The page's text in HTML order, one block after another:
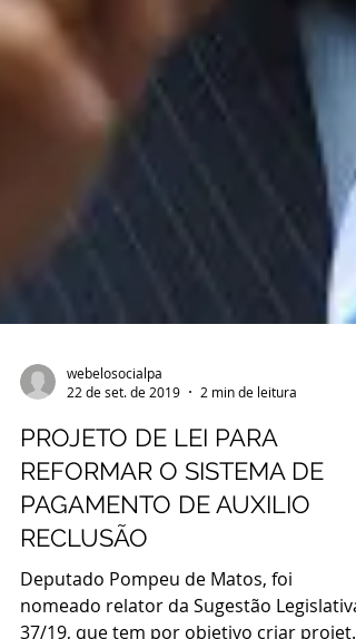
webelosocialpa
22 de set. de 2019
PROJETO DE LEI PARA
REFORMAR O SISTEMA DE